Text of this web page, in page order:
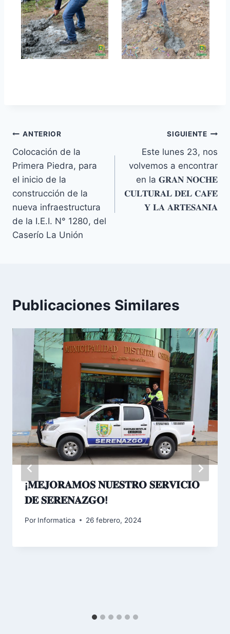
Navegación
de
entradas
ANTERIOR
Colocación de la
Primera Piedra, para
el inicio de la
construcción de la
nueva infraestructura
de la I.E.I. N° 1280, del
Caserío La Unión
SIGUIENTE
Este lunes 23, nos
volvemos a encontrar
en la 𝐆𝐑𝐀𝐍 𝐍𝐎𝐂𝐇𝐄
𝐂𝐔𝐋𝐓𝐔𝐑𝐀𝐋 𝐃𝐄𝐋 𝐂𝐀𝐅𝐄́
𝐘 𝐋𝐀 𝐀𝐑𝐓𝐄𝐒𝐀𝐍𝐈́𝐀
Publicaciones Similares
¡𝐌𝐄𝐉𝐎𝐑𝐀𝐌𝐎𝐒 𝐍𝐔𝐄𝐒𝐓𝐑𝐎 𝐒𝐄𝐑𝐕𝐈𝐂𝐈𝐎
𝐃𝐄 𝐒𝐄𝐑𝐄𝐍𝐀𝐙𝐆𝐎!
Por Informatica 26 febrero, 2024